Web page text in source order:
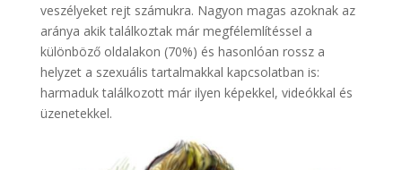
veszélyeket rejt számukra. Nagyon magas azoknak az
aránya akik találkoztak már megfélemlítéssel a
különböző oldalakon (70%) és hasonlóan rossz a
helyzet a szexuális tartalmakkal kapcsolatban is:
harmaduk találkozott már ilyen képekkel, videókkal és
üzenetekkel.